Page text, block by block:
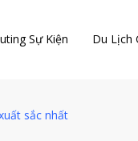
Sự Kiện Du Lịch
sắc nhất